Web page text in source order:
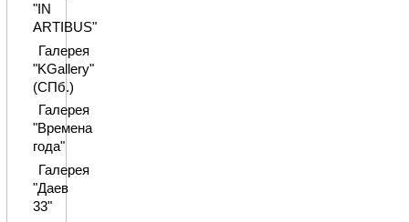
"IN
ARTIBUS"
Галерея
"KGallery"
(СПб.)
Галерея
"Времена
года"
Галерея
"Даев
33"